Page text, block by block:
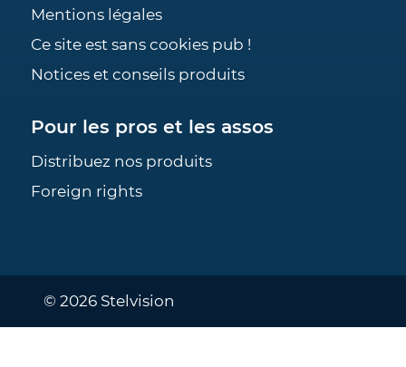
Mentions légales
Ce site est sans cookies pub !
Notices et conseils produits
Pour les pros et les assos
Distribuez nos produits
Foreign rights
© 2026 Stelvision